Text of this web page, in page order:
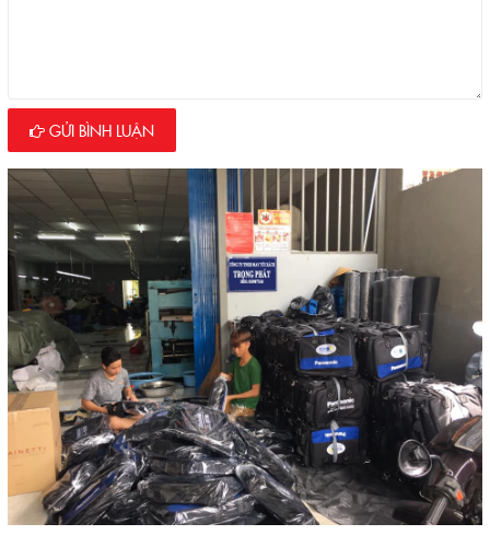
GỬI BÌNH LUẬN